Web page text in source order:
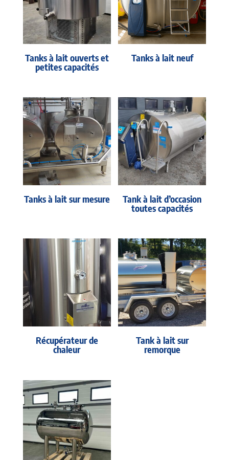
Tanks à lait ouverts et
petites capacités
Tanks à lait neuf
Tanks à lait sur mesure Tank à lait d’occasion
toutes capacités
Récupérateur de
chaleur
Tank à lait sur
remorque